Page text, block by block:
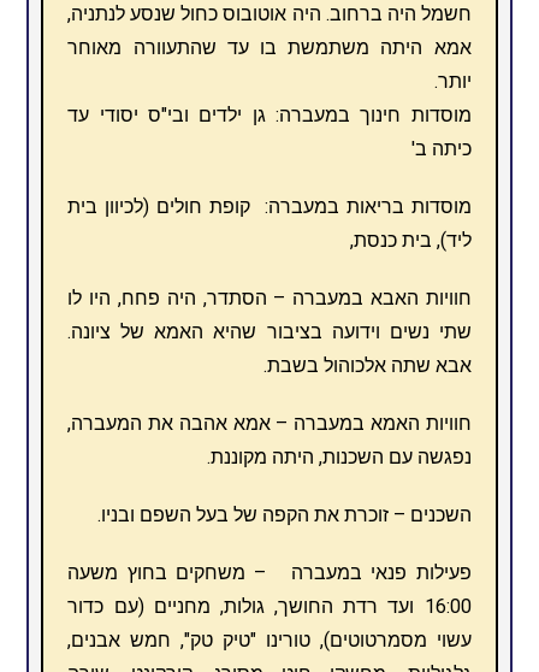
חשמל היה ברחוב. היה אוטובוס כחול שנסע לנתניה,
אמא היתה משתמשת בו עד שהתעוורה מאוחר
יותר.
מוסדות חינוך במעברה: גן ילדים ובי"ס יסודי עד
כיתה ב'
מוסדות בריאות במעברה: קופת חולים (לכיוון בית
ליד), בית כנסת,
חוויות האבא במעברה – הסתדר, היה פחח, היו לו
שתי נשים וידועה בציבור שהיא האמא של ציונה.
אבא שתה אלכוהול בשבת.
חוויות האמא במעברה – אמא אהבה את המעברה,
נפגשה עם השכנות, היתה מקוננת.
השכנים – זוכרת את הקפה של בעל השפם ובניו.
פעילות פנאי במעברה – משחקים בחוץ משעה
16:00 ועד רדת החושך, גולות, מחניים (עם כדור
עשוי מסמרטוטים), טורינו "טיק טק", חמש אבנים,